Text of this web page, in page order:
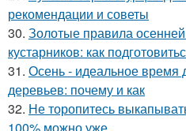
рекомендации и советы
30. Золотые правила
кустарников: как
31. Осень - идеальное время
деревьев: почему и как
32. Не торопитесь